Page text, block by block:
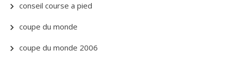
conseil course a pied
coupe du monde
coupe du monde 2006